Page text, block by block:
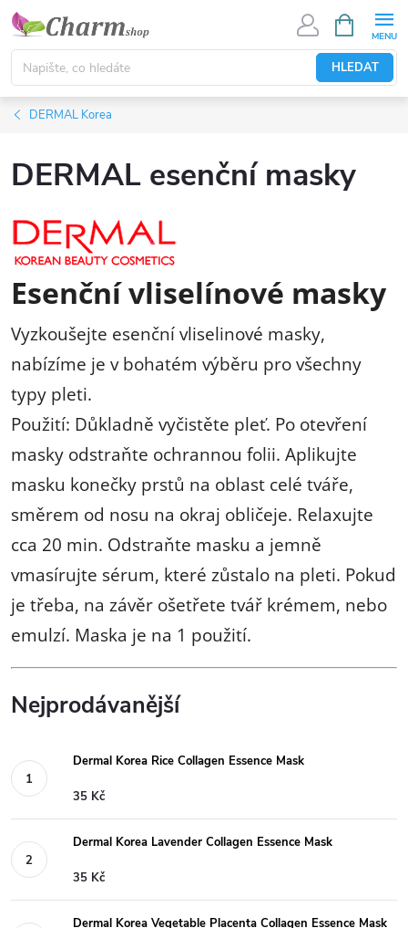
Přejít
obsah
HLEDAT
NÁKUPNÍ
KOŠÍK
DERMAL Korea
DERMAL esenční masky
Esenční vliselínové masky
Vyzkoušejte esenční vliselinové masky,
nabízíme je v bohatém výběru pro všechny
typy pleti.
Použití: Důkladně vyčistěte pleť. Po otevření
masky odstraňte ochrannou folii. Aplikujte
masku konečky prstů na oblast celé tváře,
směrem od nosu na okraj obličeje. Relaxujte
cca 20 min. Odstraňte masku a jemně
vmasírujte sérum, které zůstalo na pleti. Pokud
je třeba, na závěr ošetřete tvář krémem, nebo
emulzí. Maska je na 1 použití.
Nejprodávanější
Dermal Korea Rice Collagen Essence Mask
35 Kč
Dermal Korea Lavender Collagen Essence Mask
35 Kč
Dermal Korea Vegetable Placenta Collagen Essence Mask